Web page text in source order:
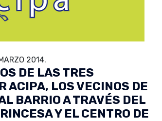
2014.
DE LAS TRES
ACIPA, LOS VECINOS DE
BARRIO A TRAVÉS DEL
Y EL CENTRO DE